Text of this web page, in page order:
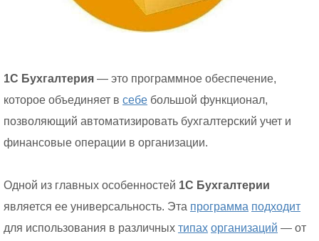
1С Бухгалтерия — это программное обеспечение,
которое объединяет в себе большой функционал,
позволяющий автоматизировать бухгалтерский учет и
финансовые операции в организации.
Одной из главных особенностей 1С Бухгалтерии
является ее универсальность. Эта программа подходит
для использования в различных типах организаций — от